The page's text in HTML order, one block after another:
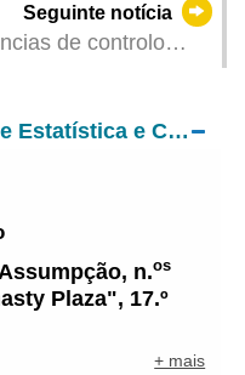
Seguinte notícia
de controlo
no dia 22
Direcção dos Serviços de Estatística e Censos
n.os
Plaza", 17.º
+ mais